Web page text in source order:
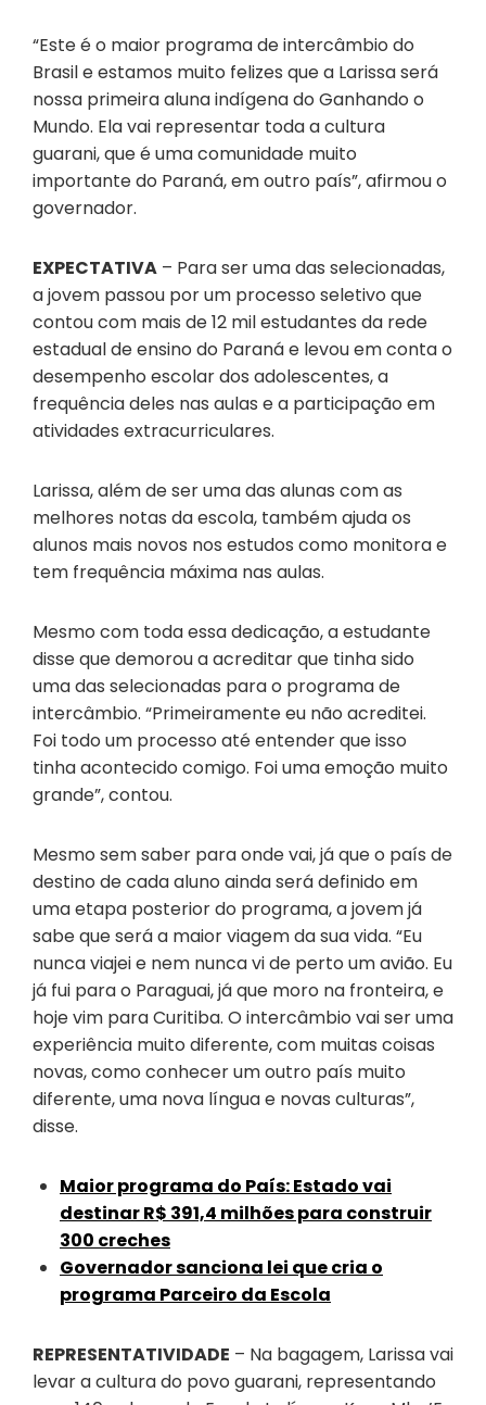
“Este é o maior programa de intercâmbio do
Brasil e estamos muito felizes que a Larissa será
nossa primeira aluna indígena do Ganhando o
Mundo. Ela vai representar toda a cultura
guarani, que é uma comunidade muito
importante do Paraná, em outro país”, afirmou o
governador.
EXPECTATIVA – Para ser uma das selecionadas,
a jovem passou por um processo seletivo que
contou com mais de 12 mil estudantes da rede
estadual de ensino do Paraná e levou em conta o
desempenho escolar dos adolescentes, a
frequência deles nas aulas e a participação em
atividades extracurriculares.
Larissa, além de ser uma das alunas com as
melhores notas da escola, também ajuda os
alunos mais novos nos estudos como monitora e
tem frequência máxima nas aulas.
Mesmo com toda essa dedicação, a estudante
disse que demorou a acreditar que tinha sido
uma das selecionadas para o programa de
intercâmbio. “Primeiramente eu não acreditei.
Foi todo um processo até entender que isso
tinha acontecido comigo. Foi uma emoção muito
grande”, contou.
Mesmo sem saber para onde vai, já que o país de
destino de cada aluno ainda será definido em
uma etapa posterior do programa, a jovem já
sabe que será a maior viagem da sua vida. “Eu
nunca viajei e nem nunca vi de perto um avião. Eu
já fui para o Paraguai, já que moro na fronteira, e
hoje vim para Curitiba. O intercâmbio vai ser uma
experiência muito diferente, com muitas coisas
novas, como conhecer um outro país muito
diferente, uma nova língua e novas culturas”,
disse.
Maior programa do País: Estado vai
destinar R$ 391,4 milhões para construir
300 creches
Governador sanciona lei que cria o
programa Parceiro da Escola
REPRESENTATIVIDADE – Na bagagem, Larissa vai
levar a cultura do povo guarani, representando